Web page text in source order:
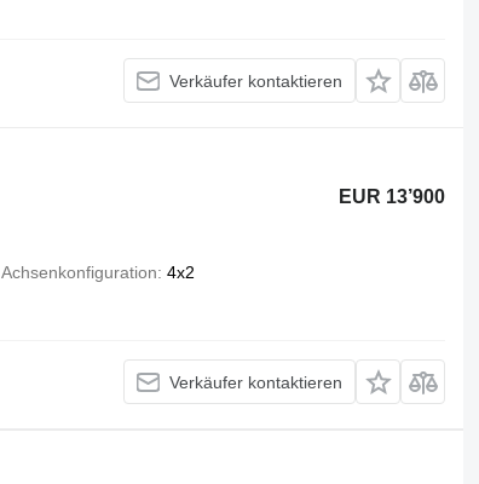
Verkäufer kontaktieren
EUR 13’900
Achsenkonfiguration 4x2
Verkäufer kontaktieren